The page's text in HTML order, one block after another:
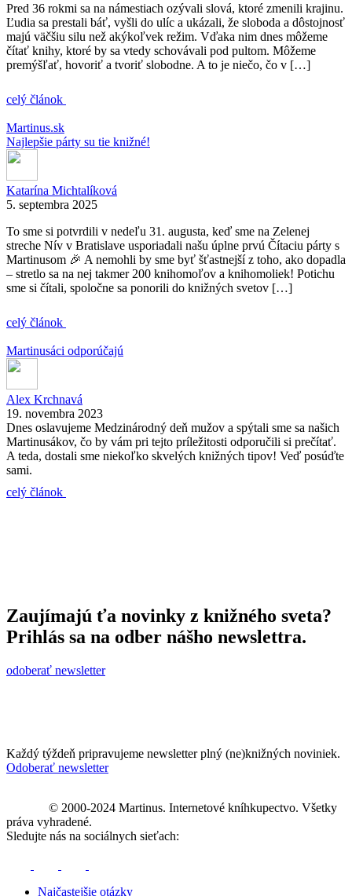
Pred 36 rokmi sa na námestiach ozývali slová, ktoré zmenili krajinu.
Ľudia sa prestali báť, vyšli do ulíc a ukázali, že sloboda a dôstojnosť
majú väčšiu silu než akýkoľvek režim. Vďaka nim dnes môžeme
čítať knihy, ktoré by sa vtedy schovávali pod pultom. Môžeme
premýšľať, hovoriť a tvoriť slobodne. A to je niečo, čo v […]
celý článok
Martinus.sk
Najlepšie párty su tie knižné!
Katarína Michtalíková
5. septembra 2025
To sme si potvrdili v nedeľu 31. augusta, keď sme na Zelenej
streche Nív v Bratislave usporiadali našu úplne prvú Čítaciu párty s
Martinusom 🎉 A nemohli by sme byť šťastnejší z toho, ako dopadla
– stretlo sa na nej takmer 200 knihomoľov a knihomoliek! Potichu
sme si čítali, spoločne sa ponorili do knižných svetov […]
celý článok
Martinusáci odporúčajú
Alex Krchnavá
19. novembra 2023
Dnes oslavujeme Medzinárodný deň mužov a spýtali sme sa našich
Martinusákov, čo by vám pri tejto príležitosti odporučili si prečítať.
A teda, dostali sme niekoľko skvelých knižných tipov! Veď posúďte
sami.
celý článok
Zaujímajú ťa novinky z knižného sveta?
Prihlás sa na odber nášho newslettra.
odoberať newsletter
Každý týždeň pripravujeme newsletter plný (ne)knižných noviniek.
Odoberať newsletter
© 2000-2024 Martinus. Internetové kníhkupectvo. Všetky
práva vyhradené.
Sledujte nás na sociálnych sieťach:
Najčastejšie otázky